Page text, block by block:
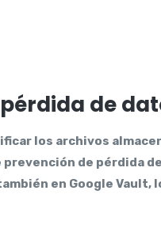
de
los archivos
de pérdida
en Google